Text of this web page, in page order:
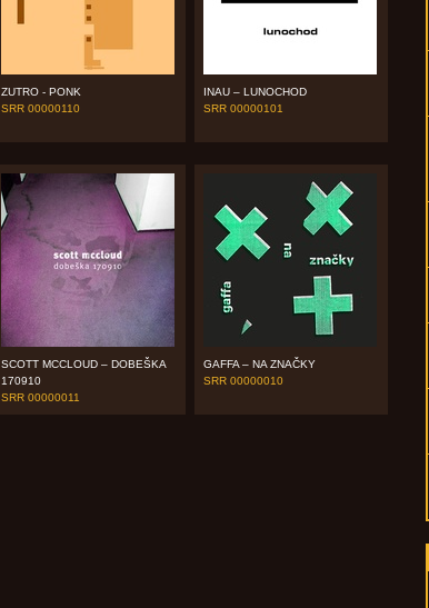
ZUTRO - PONK
SRR 00000110
INAU – LUNOCHOD
SRR 00000101
SCOTT MCCLOUD – DOBEŠKA
170910
SRR 00000011
GAFFA – NA ZNAČKY
SRR 00000010